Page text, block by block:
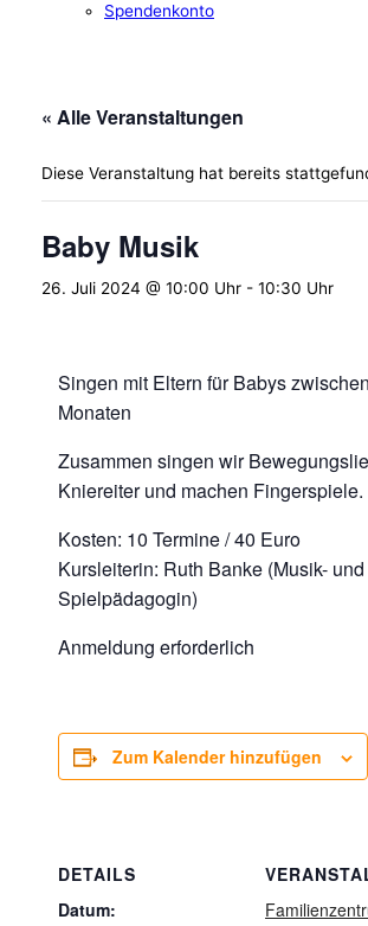
Spendenkonto
« Alle Veranstaltungen
Diese Veranstaltung hat bereits
Baby Musik
26. Juli 2024 @ 10:00 Uhr -10:30 Uhr
Singen mit Eltern für Babys
Monaten
Zusammen singen wir
Kniereiter und machen Fingerspiele.
Kosten: 10 Termine / 40 Euro
Kursleiterin: Ruth Banke (Musik- und
Spielpädagogin)
Anmeldung erforderlich
Zum Kalender hinzufügen
DETAILS
Datum: